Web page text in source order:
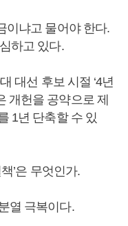
이냐고 물어야 한다.
하고 있다.
대선 후보 시절 ‘4년
개헌을 공약으로 제
1년 단축할 수 있
’은 무엇인가.
열 극복이다.